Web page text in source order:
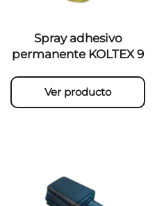
Spray adhesivo
permanente KOLTEX 9
Ver producto